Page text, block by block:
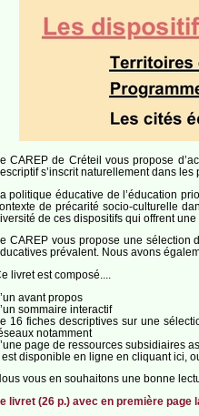
CAREP de Créteil vous propose
s’inscrit naturellement dans
politique éducative de l’éducation
de précarité socio-culturelle
de ces dispositifs qui offrent
Le CAREP vous propose une
prévalent. Nous avons
livret est composé....
avant propos
sommaire interactif
16 fiches descriptives sur une
notamment
page de ressources subsidiaires
est disponible en ligne en cliquant ici,
vous en souhaitons une bonne
livret (26 p.) avec en première